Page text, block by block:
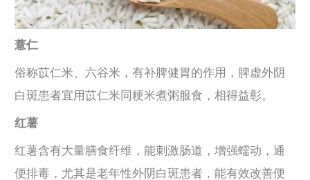
薏仁
俗称苡仁米、六谷米，有补脾健胃的作用，脾虚外阴
白斑患者宜用苡仁米同粳米煮粥服食，相得益彰。
红薯
红薯含有大量膳食纤维，能刺激肠道，增强蠕动，通
便排毒，尤其是老年性外阴白斑患者，能有效改善便